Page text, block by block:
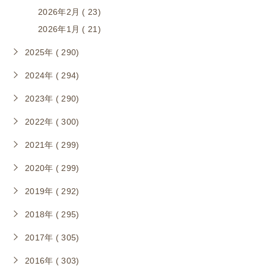
2026年2月 ( 23)
2026年1月 ( 21)
2025年 ( 290)
2024年 ( 294)
2023年 ( 290)
2022年 ( 300)
2021年 ( 299)
2020年 ( 299)
2019年 ( 292)
2018年 ( 295)
2017年 ( 305)
2016年 ( 303)